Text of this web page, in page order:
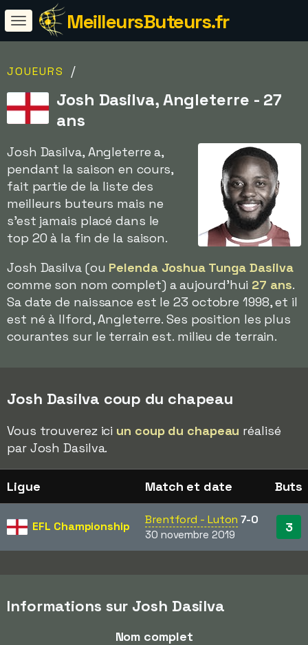
MeilleursButeurs.fr
JOUEURS /
Josh Dasilva, Angleterre - 27
ans
Josh Dasilva, Angleterre a,
pendant la saison en cours,
fait partie de la liste des
meilleurs buteurs mais ne
s'est jamais placé dans le
top 20 à la fin de la saison.
Josh Dasilva (ou Pelenda Joshua Tunga Dasilva
comme son nom complet) a aujourd'hui 27 ans.
Sa date de naissance est le 23 octobre 1998, et il
est né à Ilford, Angleterre. Ses position les plus
courantes sur le terrain est. milieu de terrain.
Josh Dasilva coup du chapeau
Vous trouverez ici un coup du chapeau réalisé
par Josh Dasilva.
Ligue Match et date Buts
EFL Championship Brentford - Luton 7-0
30 novembre 2019 3
Informations sur Josh Dasilva
Nom complet